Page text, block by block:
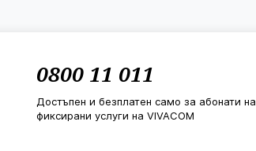
0800 11 011
Достъпен и безплатен само за абонати на
фиксирани услуги на VIVACOM